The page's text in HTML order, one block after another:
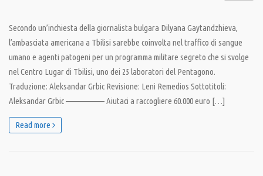
Secondo un’inchiesta della giornalista bulgara Dilyana Gaytandzhieva,
l’ambasciata americana a Tbilisi sarebbe coinvolta nel traffico di sangue
umano e agenti patogeni per un programma militare segreto che si svolge
nel Centro Lugar di Tbilisi, uno dei 25 laboratori del Pentagono.
Traduzione: Aleksandar Grbic Revisione: Leni Remedios Sottotitoli:
Aleksandar Grbic —————— Aiutaci a raccogliere 60.000 euro […]
Read more